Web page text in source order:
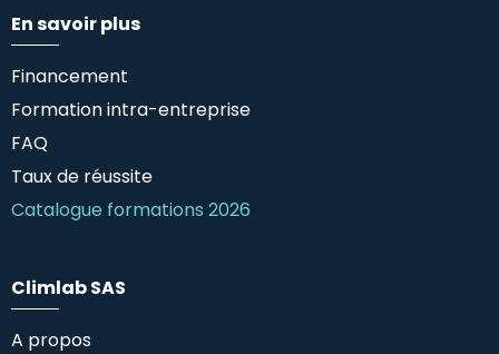
En savoir plus
Financement
Formation intra-entreprise
FAQ
Taux de réussite
Catalogue formations 2026
Climlab SAS
A propos